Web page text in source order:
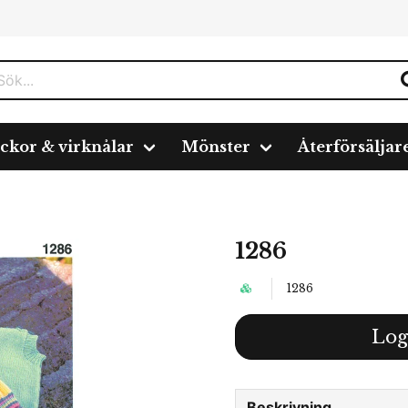
& virknålar Mönster
1286
1286